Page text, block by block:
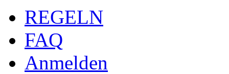
REGELN
FAQ
Anmelden